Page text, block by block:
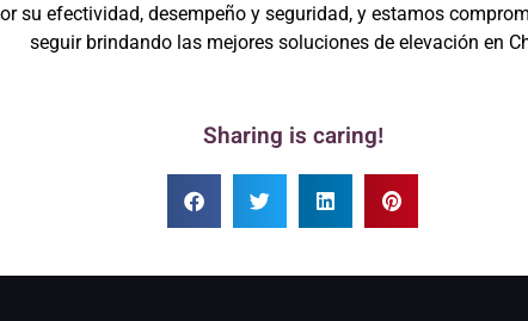
su efectividad, desempeño y seguridad, y estamos
seguir brindando las mejores soluciones de elevación en
Sharing is caring!